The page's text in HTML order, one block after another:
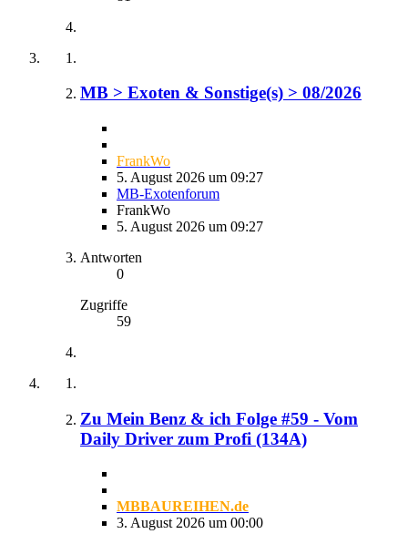
MB > Exoten & Sonstige(s) > 08/2026
FrankWo
5. August 2026 um 09:27
MB-Exotenforum
FrankWo
5. August 2026 um 09:27
Antworten
0
Zugriffe
59
Zu Mein Benz & ich Folge #59 - Vom
Daily Driver zum Profi (134A)
MBBAUREIHEN.de
3. August 2026 um 00:00